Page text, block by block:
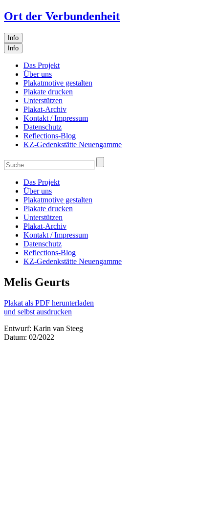
Ort der Verbundenheit
Info
Info
Das Projekt
Über uns
Plakatmotive gestalten
Plakate drucken
Unterstützen
Plakat-Archiv
Kontakt / Impressum
Datenschutz
Reflections-Blog
KZ-Gedenkstätte Neuengamme
Das Projekt
Über uns
Plakatmotive gestalten
Plakate drucken
Unterstützen
Plakat-Archiv
Kontakt / Impressum
Datenschutz
Reflections-Blog
KZ-Gedenkstätte Neuengamme
Melis Geurts
Plakat als PDF herunterladen
und selbst ausdrucken
Entwurf: Karin van Steeg
Datum: 02/2022